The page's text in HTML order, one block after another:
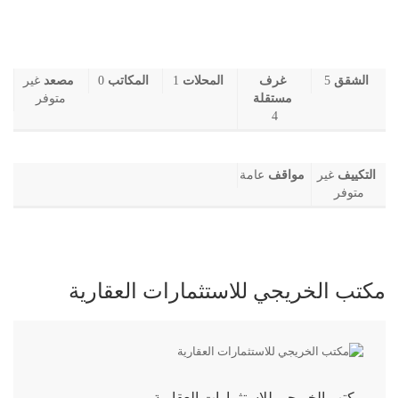
الشقق5
غرف
مستقلة
المحلات1 المكاتب0 مصعدغير
متوفر
التكييفغير
متوفر
مواقفعامة
مكتب الخريجي للاستثمارات العقارية